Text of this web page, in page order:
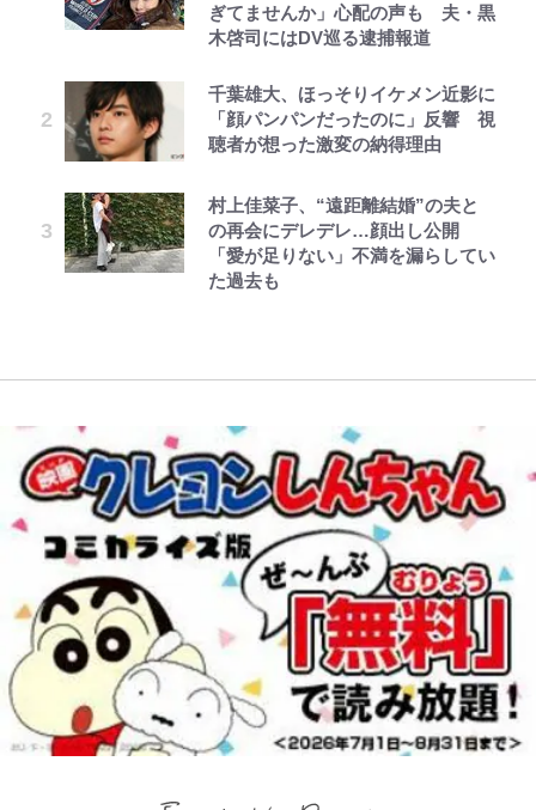
ぎてませんか」心配の声も 夫・黒
木啓司にはDV巡る逮捕報道
千葉雄大、ほっそりイケメン近影に
「顔パンパンだったのに」反響 視
聴者が想った激変の納得理由
村上佳菜子、“遠距離結婚”の夫と
の再会にデレデレ…顔出し公開
「愛が足りない」不満を漏らしてい
た過去も
が、どうやら違うようです~ 第1話
で、もふもふ従者(聖獣)とおにぎり
を握る 第53話(1)
辺境ライフ ~中年男が回復スキルに
覚醒して、英雄へ成り上がる~ 第82
話(1)
分を表現する現在「ちゃんとおじい
ちゃんに」
「のりの芝居は観たいと」藤原紀香
が明かす夫・片岡愛之助との関係
性…互いに一番のお客さんで刺激を
藤原紀香が23年間続けるボランテ
ィア活動の原動力は…「偽善者だ」
との声も跳ね返す“誰かの役に立ち
の“煽りショット”に興奮！｢最後の
1枚までの壮大なフリ｣｢知念くんの
｢なんじゃこりゃあああ！｣本田圭
佑の古巣ミラン、漆黒×蛍光レッド
が熱狂｢サードなのにズルい｣｢こり
ゃかっけえわ｣
｢知念さんを煽ってたのと同じ
儀正しいイケメンやな」
を経て樋口毅宏に語ったこと
『この素晴らしい世界に祝福を！』
10万針以上の密度で再現された“め
ぐみん刺繍ワークシャツ”にファン
『ちいかわ』ダークすぎる「長編シ
リーズ」の恐怖 映画化の「セイレ
ーン編」だけじゃない…ライト層な
へ「ドライブがてら行ってみた」意
外な結果！「車中泊レポート」
荒々しい「火山帯」の一端にいるこ
とを体感！ 登頂約10分でも大迫力
「吾妻小富士」火口を1周する「1
ポ【福島県福島市】
「電気風呂の数は全国一」温泉じゃ
ないのに大満足！ 上高地帰りに寄
著